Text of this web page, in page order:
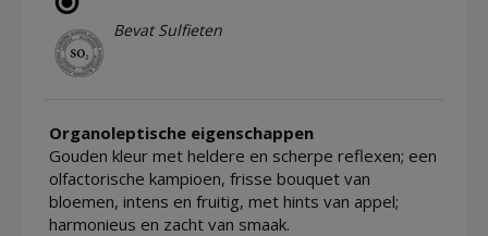
Bevat Sulfieten
Organoleptische eigenschappen
Gouden kleur met heldere en scherpe reflexen; een
olfactorische kampioen, frisse bouquet van
bloemen, intens en fruitig, met hints van appel;
harmonieus en zacht van smaak.